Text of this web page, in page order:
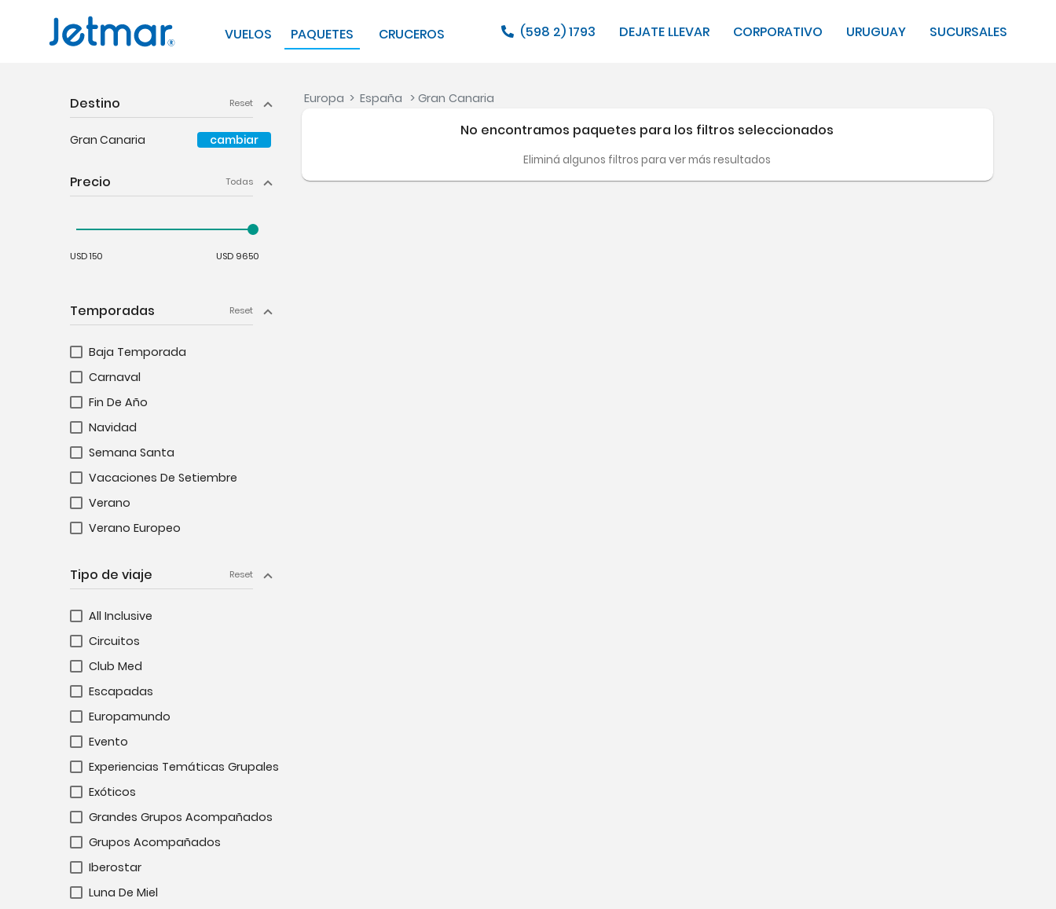
VUELOS PAQUETES CRUCEROS (598 2) 1793 DEJATE LLEVAR CORPORATIVO URUGUAY SUCURSALES
Destino Reset
Gran Canaria cambiar
Precio Todas
USD 150 USD 9650
Temporadas Reset
Baja Temporada
Carnaval
Fin De Año
Navidad
Semana Santa
Vacaciones De Setiembre
Verano
Verano Europeo
Tipo de viaje Reset
All Inclusive
Circuitos
Club Med
Escapadas
Europamundo
Evento
Experiencias Temáticas Grupales
Exóticos
Grandes Grupos Acompañados
Grupos Acompañados
Iberostar
Luna De Miel
Europa > España > Gran Canaria
No encontramos paquetes para los filtros seleccionados
Eliminá algunos filtros para ver más resultados